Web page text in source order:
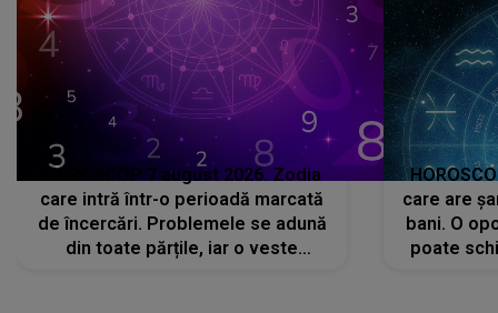
HOROSCOP 7 august 2026. Zodia
care intră într-o perioadă marcată
de încercări. Problemele se adună
din toate părțile, iar o veste
care are
bani. O
poate